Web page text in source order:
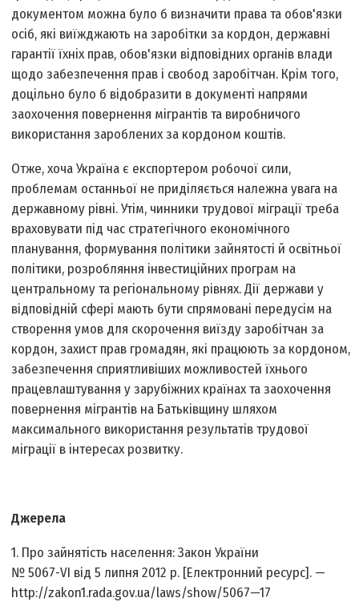
документом можна було б визначити права та обов'язки
осіб, які виїжджають на заробітки за кордон, державні
гарантії їхніх прав, обов'язки відповідних органів влади
щодо забезпечення прав і свобод заробітчан. Крім того,
доцільно було б відобразити в документі напрями
заохочення повернення мігрантів та виробничого
використання зароблених за кордоном коштів.
Отже, хоча Україна є експортером робочої сили,
проблемам останньої не приділяється належна увага на
державному рівні. Утім, чинники трудової міграції треба
враховувати під час стратегічного економічного
планування, формування політики зайнятості й освітньої
політики, розробляння інвестиційних програм на
центральному та регіональному рівнях. Дії держави у
відповідній сфері мають бути спрямовані передусім на
створення умов для скорочення виїзду заробітчан за
кордон, захист прав громадян, які працюють за кордоном,
забезпечення сприятливіших можливостей їхнього
працевлаштування у зарубіжних країнах та заохочення
повернення мігрантів на Батьківщину шляхом
максимального використання результатів трудової
міграції в інтересах розвитку.
Джерела
1. Про зайнятість населення: Закон України
№ 5067-VI від 5 липня 2012 р. [Електронний ресурс]. —
http://zakon1.rada.gov.ua/laws/show/5067—17